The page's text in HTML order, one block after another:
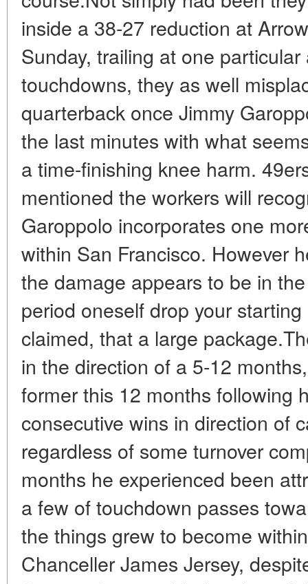
inside a 38-27 reduction at
Sunday, trailing at one
touchdowns, they as well
quarterback once Jimmy
the last minutes with what
a time-finishing knee harm.
mentioned the workers will
Garoppolo incorporates one
within San Francisco. However
the damage appears to be in
period oneself drop your
claimed, that a large
in the direction of a 5-12
former this 12 months following
consecutive wins in direction of
regardless of some turnover
months he experienced been
a few of touchdown passes
the things grew to become
Chanceller James Jersey,